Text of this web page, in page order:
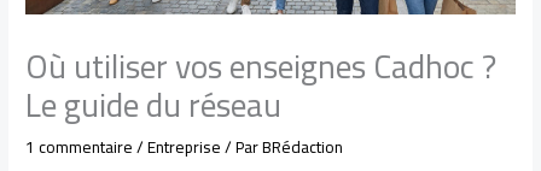
Où utiliser vos enseignes Cadhoc ?
Le guide du réseau
1 commentaire/Entreprise/ ParBRédaction